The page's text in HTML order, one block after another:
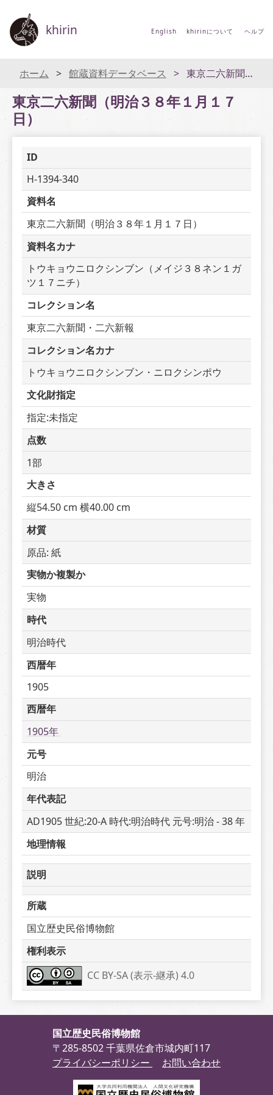
khirin English khirinについて ヘルプ
ホーム 館蔵資料データベース 東京二六新聞（明治３８年１月１７日）
東京二六新聞（明治３８年１月１７
日）
ID
H-1394-340
資料名
東京二六新聞（明治３８年１月１７日）
資料名カナ
トウキョウニロクシンブン（メイジ３８ネン１ガ
ツ１７ニチ）
コレクション名
東京二六新聞・二六新報
コレクション名カナ
トウキョウニロクシンブン・ニロクシンポウ
文化財指定
指定:未指定
点数
1部
大きさ
縦54.50 cm 横40.00 cm
材質
原品: 紙
実物か複製か
実物
時代
明治時代
西暦年
1905
西暦年
1905年
元号
明治
年代表記
AD1905 世紀:20-A 時代:明治時代 元号:明治 - 38 年
地理情報
説明
所蔵
国立歴史民俗博物館
権利表示
CC BY-SA (表示-継承) 4.0
国立歴史民俗博物館
〒285-8502 千葉県佐倉市城内町117
プライバシーポリシー
お問い合わせ